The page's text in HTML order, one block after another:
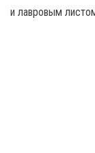
и лавровым